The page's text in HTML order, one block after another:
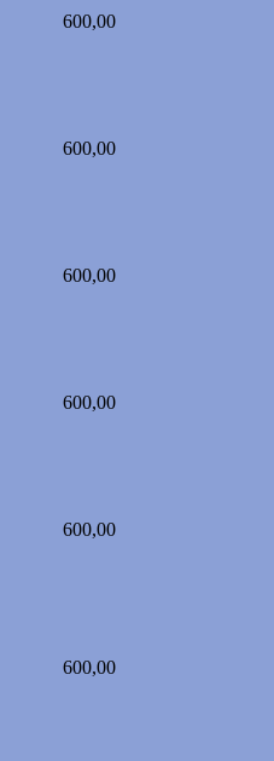
600,00
600,00
600,00
600,00
600,00
600,00